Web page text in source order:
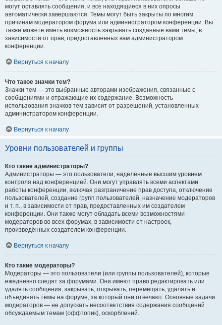
могут оставлять сообщения, и все находящиеся в них опросы
автоматически завершаются. Темы могут быть закрыты по многим
причинам модератором форума или администратором конференции. Вы
также можете иметь возможность закрывать созданные вами темы, в
зависимости от прав, предоставленных вам администратором
конференции.
Вернуться к началу
Что такое значки тем?
Значки тем — это выбранные авторами изображения, связанные с
сообщениями и отражающие их содержание. Возможность
использования значков тем зависит от разрешений, установленных
администратором конференции.
Вернуться к началу
Уровни пользователей и группы
Кто такие администраторы?
Администраторы — это пользователи, наделённые высшим уровнем
контроля над конференцией. Они могут управлять всеми аспектами
работы конференции, включая разграничение прав доступа, отключение
пользователей, создание групп пользователей, назначение модераторов
и т. п., в зависимости от прав, предоставленных им создателем
конференции. Они также могут обладать всеми возможностями
модераторов во всех форумах, в зависимости от настроек,
произведённых создателем конференции.
Вернуться к началу
Кто такие модераторы?
Модераторы — это пользователи (или группы пользователей), которые
ежедневно следят за форумами. Они имеют право редактировать или
удалять сообщения, закрывать, открывать, перемещать, удалять и
объединять темы на форуме, за который они отвечают. Основные задачи
модераторов — не допускать несоответствия содержания сообщений
обсуждаемым темам (оффтопик), оскорблений.